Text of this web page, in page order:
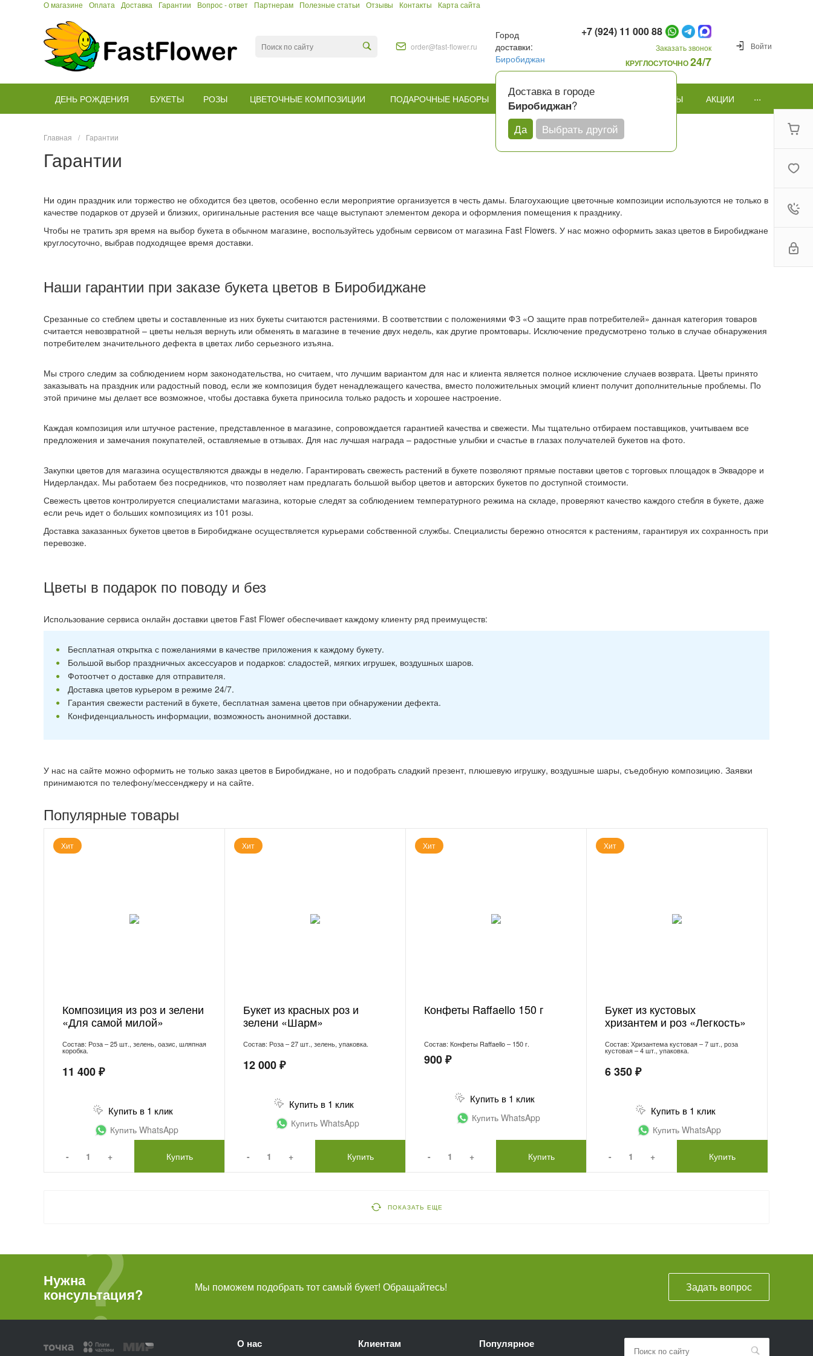
О магазине Оплата Доставка Гарантии Вопрос - ответ Партнерам Полезные статьи Отзывы Контакты Карта сайта
order@fast-flower.ru
Город
доставки:
Биробиджан
Доставка в городе
Биробиджан?
Да
Выбрать другой
+7 (924) 11 000 88
Заказать звонок
КРУГЛОСУТОЧНО24/7
Войти
ДЕНЬ РОЖДЕНИЯ БУКЕТЫ РОЗЫ ЦВЕТОЧНЫЕ КОМПОЗИЦИИ ПОДАРОЧНЫЕ НАБОРЫ КОМУ ПОВОД ПОДАРКИ И ШАРЫ АКЦИИ ...
Главная / Гарантии
Гарантии
Ни один праздник или торжество не обходится без цветов, особенно если мероприятие организуется в честь дамы. Благоухающие цветочные композиции используются не только в
качестве подарков от друзей и близких, оригинальные растения все чаще выступают элементом декора и оформления помещения к празднику.
Чтобы не тратить зря время на выбор букета в обычном магазине, воспользуйтесь удобным сервисом от магазина Fast Flowers. У нас можно оформить заказ цветов в Биробиджане
круглосуточно, выбрав подходящее время доставки.
Наши гарантии при заказе букета цветов в Биробиджане
Срезанные со стеблем цветы и составленные из них букеты считаются растениями. В соответствии с положениями ФЗ «О защите прав потребителей» данная категория товаров
считается невозвратной – цветы нельзя вернуть или обменять в магазине в течение двух недель, как другие промтовары. Исключение предусмотрено только в случае обнаружения
потребителем значительного дефекта в цветах либо серьезного изъяна.
Мы строго следим за соблюдением норм законодательства, но считаем, что лучшим вариантом для нас и клиента является полное исключение случаев возврата. Цветы принято
заказывать на праздник или радостный повод, если же композиция будет ненадлежащего качества, вместо положительных эмоций клиент получит дополнительные проблемы. По
этой причине мы делает все возможное, чтобы доставка букета приносила только радость и хорошее настроение.
Каждая композиция или штучное растение, представленное в магазине, сопровождается гарантией качества и свежести. Мы тщательно отбираем поставщиков, учитываем все
предложения и замечания покупателей, оставляемые в отзывах. Для нас лучшая награда – радостные улыбки и счастье в глазах получателей букетов на фото.
Закупки цветов для магазина осуществляются дважды в неделю. Гарантировать свежесть растений в букете позволяют прямые поставки цветов с торговых площадок в Эквадоре и
Нидерландах. Мы работаем без посредников, что позволяет нам предлагать большой выбор цветов и авторских букетов по доступной стоимости.
Свежесть цветов контролируется специалистами магазина, которые следят за соблюдением температурного режима на складе, проверяют качество каждого стебля в букете, даже
если речь идет о больших композициях из 101 розы.
Доставка заказанных букетов цветов в Биробиджане осуществляется курьерами собственной службы. Специалисты бережно относятся к растениям, гарантируя их сохранность при
перевозке.
Цветы в подарок по поводу и без
Использование сервиса онлайн доставки цветов Fast Flower обеспечивает каждому клиенту ряд преимуществ:
Бесплатная открытка с пожеланиями в качестве приложения к каждому букету.
Большой выбор праздничных аксессуаров и подарков: сладостей, мягких игрушек, воздушных шаров.
Фотоотчет о доставке для отправителя.
Доставка цветов курьером в режиме 24/7.
Гарантия свежести растений в букете, бесплатная замена цветов при обнаружении дефекта.
Конфиденциальность информации, возможность анонимной доставки.
У нас на сайте можно оформить не только заказ цветов в Биробиджане, но и подобрать сладкий презент, плюшевую игрушку, воздушные шары, съедобную композицию. Заявки
принимаются по телефону/мессенджеру и на сайте.
Популярные товары
Хит
Композиция из роз и зелени
«Для самой милой»
Состав: Роза – 25 шт., зелень, оазис, шляпная
коробка.
11 400 ₽
Купить в 1 клик
Купить WhatsApp
- + Купить
Хит
Букет из красных роз и
зелени «Шарм»
Состав: Роза – 27 шт., зелень, упаковка.
12 000 ₽
Купить в 1 клик
Купить WhatsApp
- + Купить
Хит
Конфеты Raffaello 150 г
Состав: Конфеты Raffaello – 150 г.
900 ₽
Купить в 1 клик
Купить WhatsApp
- + Купить
Хит
Букет из кустовых
хризантем и роз «Легкость»
Состав: Хризантема кустовая – 7 шт., роза
кустовая – 4 шт., упаковка.
6 350 ₽
Купить в 1 клик
Купить WhatsApp
- + Купить
ПОКАЗАТЬ ЕЩЕ
Нужна
консультация? Мы поможем подобрать тот самый букет! Обращайтесь! Задать вопрос
О нас Клиентам Популярное